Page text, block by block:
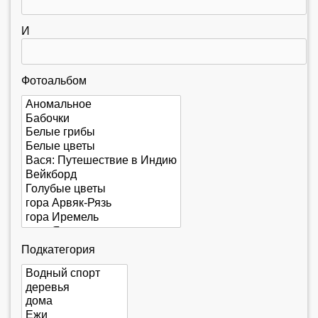
с
И
Фотоальбом
Подкатегория